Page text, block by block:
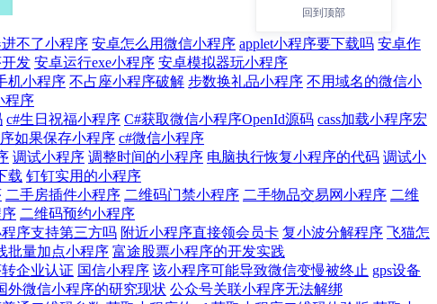
不了小程序 安卓怎么用微信小程序 applet小程序要下载吗 安卓作
发 安卓运行exe小程序 安卓模拟器玩小程序
机小程序 不占座小程序破解 步数换礼品小程序 不用域名的微信小
程序
c#生日祝福小程序 C#获取微信小程序OpenId源码 cass加载小程序宏
如果保存小程序 c#微信小程序
调试小程序 调整时间的小程序 电脑执行恢复小程序的代码 调试小
载 钉钉实用的小程序
二手房插件小程序 二维码门禁小程序 二手物品交易网小程序 二维
二维码预约小程序
序支持第三方吗 附近小程序直接领会员卡 复小波分解程序 飞猫怎
批量加点小程序 富途股票小程序的开发实践
企业认证 国信小程序 该小程序可能导致微信变慢被终止 gps设备
外微信小程序的研究现状 公众号关联小程序无法解绑
回到顶部